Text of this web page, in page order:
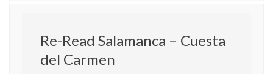
Re-Read Salamanca – Cuesta
del Carmen